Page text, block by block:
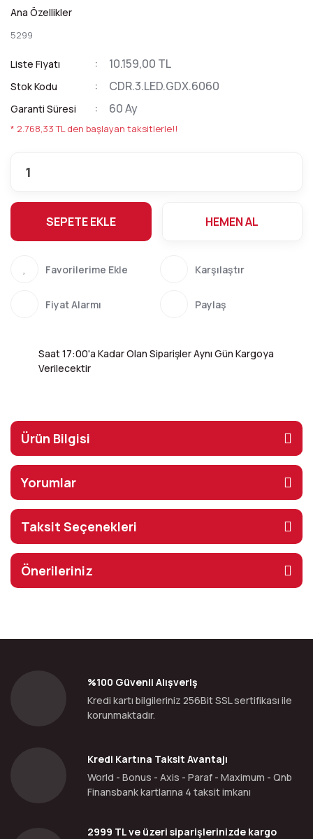
Ana Özellikler
5299
Liste Fiyatı 10.159,00 TL
Stok Kodu CDR.3.LED.GDX.6060
Garanti Süresi 60 Ay
* 2.768,33 TL den başlayan taksitlerle!!
SEPETE EKLE HEMEN AL
Karşılaştır
Fiyat Alarmı Paylaş
Saat 17:00'a Kadar Olan Siparişler Aynı Gün Kargoya
Verilecektir
Ürün Bilgisi
Yorumlar
Taksit Seçenekleri
Önerileriniz
%100 Güvenli Alışveriş
Kredi kartı bilgileriniz 256Bit SSL sertifikası ile
korunmaktadır.
Kredi Kartına Taksit Avantajı
World - Bonus - Axis - Paraf - Maximum - Qnb
Finansbank kartlarına 4 taksit imkanı
2999 TL ve üzeri siparişlerinizde kargo